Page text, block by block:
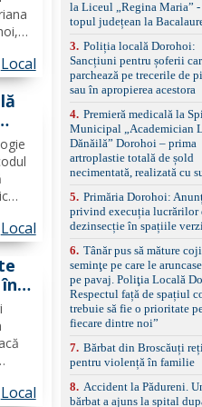
La
Local
Local
Local
împreună cu
anvelope de
la Liceul „Regina Maria”
topul județean la
3. Poliția locală Dorohoi:
Sancțiuni pentru șoferii
parchează pe trecerile de
sau în apropierea acestora
4. Premieră medicală la
Municipal „Academician
Dănăilă” Dorohoi – prima
artroplastie totală de șold
necimentată, realizată cu
5. Primăria Dorohoi:
privind execuția lucrărilor
dezinsecție în spațiile verzi
6. Tânăr pus să măture
seminţe pe care le
pe pavaj. Poliţia Locală
Respectul față de spațiul
trebuie să fie o prioritate
fiecare dintre noi”
7. Bărbat din Broscăuți
pentru violență în familie
8. Accident la Pădureni.
bărbat a ajuns la spital